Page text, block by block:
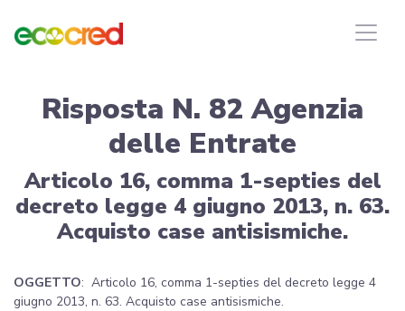
Risposta N. 82 Agenzia
delle Entrate
Articolo 16, comma 1-septies del
decreto legge 4 giugno 2013, n. 63.
Acquisto case antisismiche.
OGGETTO: Articolo 16, comma 1-septies del decreto legge 4
giugno 2013, n. 63. Acquisto case antisismiche.